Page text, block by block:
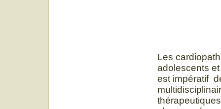
Les
adolescents
est impératif